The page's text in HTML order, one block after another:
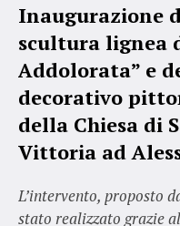
Inaugurazione
scultura lignea
Addolorata” e
decorativo
della Chiesa di
Vittoria ad
L’intervento, proposto
stato realizzato grazie